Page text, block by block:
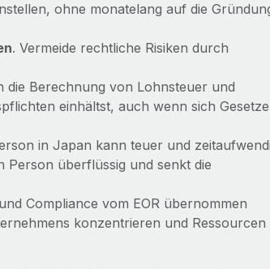
ohne monatelang auf die
. Vermeide rechtliche Risiken durch
die Berechnung von Lohnsteuer und
einhältst, auch wenn sich Gesetze
in Japan kann teuer und
Person überflüssig und senkt die
Compliance vom EOR übernommen
konzentrieren und Ressourcen